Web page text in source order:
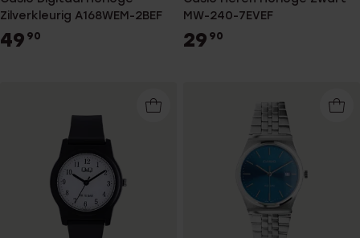
Zilverkleurig A168WEM-2BEF
49 90
MW-240-7EVEF
29 90